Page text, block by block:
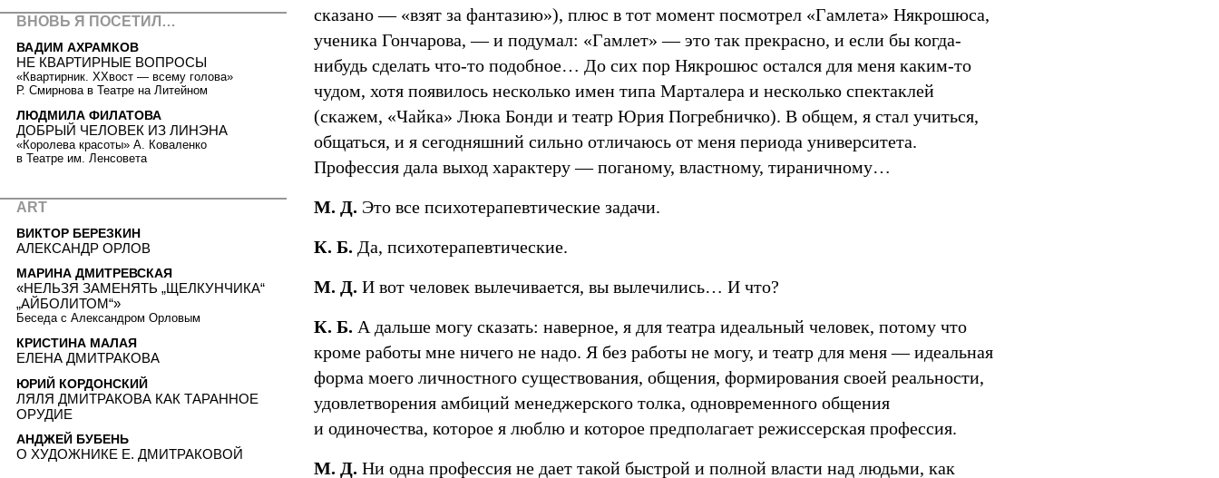
сказано — «взят за фантазию»), плюс в тот момент посмотрел «Гамлета» Някрошюса,
ученика Гончарова, — и подумал: «Гамлет» — это так прекрасно, и если бы когда-
нибудь сделать что-то подобное… До сих пор Някрошюс остался для меня каким-то
чудом, хотя появилось несколько имен типа Марталера и несколько спектаклей
(скажем, «Чайка» Люка Бонди и театр Юрия Погребничко). В общем, я стал учиться,
общаться, и я сегодняшний сильно отличаюсь от меня периода университета.
Профессия дала выход характеру — поганому, властному, тираничному…
М. Д. Это все психотерапевтические задачи.
К. Б. Да, психотерапевтические.
М. Д. И вот человек вылечивается, вы вылечились… И что?
К. Б. А дальше могу сказать: наверное, я для театра идеальный человек, потому что
кроме работы мне ничего не надо. Я без работы не могу, и театр для меня — идеальная
форма моего личностного существования, общения, формирования своей реальности,
удовлетворения амбиций менеджерского толка, одновременного общения
и одиночества, которое я люблю и которое предполагает режиссерская профессия.
М. Д. Ни одна профессия не дает такой быстрой и полной власти над людьми, как
ВНОВЬ Я ПОСЕТИЛ…
ВАДИМ АХРАМКОВ
НЕ КВАРТИРНЫЕ ВОПРОСЫ
«Квартирник. ХХвост — всему голова»
Р. Смирнова в Театре на Литейном
ЛЮДМИЛА ФИЛАТОВА
ДОБРЫЙ ЧЕЛОВЕК ИЗ ЛИНЭНА
«Королева красоты» А. Коваленко
в Театре им. Ленсовета
ART
ВИКТОР БЕРЕЗКИН
АЛЕКСАНДР ОРЛОВ
МАРИНА ДМИТРЕВСКАЯ
«НЕЛЬЗЯ ЗАМЕНЯТЬ „ЩЕЛКУНЧИКА“
„АЙБОЛИТОМ“»
Беседа с Александром Орловым
КРИСТИНА МАЛАЯ
ЕЛЕНА ДМИТРАКОВА
ЮРИЙ КОРДОНСКИЙ
ЛЯЛЯ ДМИТРАКОВА КАК ТАРАННОЕ
ОРУДИЕ
АНДЖЕЙ БУБЕНЬ
О ХУДОЖНИКЕ Е. ДМИТРАКОВОЙ